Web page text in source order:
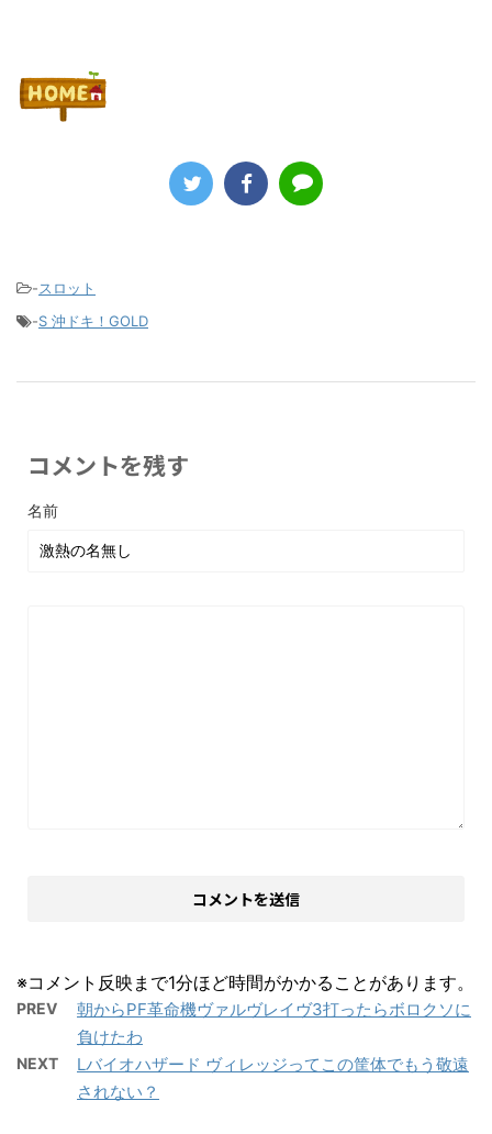
-スロット
-S 沖ドキ！GOLD
コメントを残す
名前
※コメント反映まで1分ほど時間がかかることがあります。
PREV
朝からPF革命機ヴァルヴレイヴ3打ったらボロクソに
負けたわ
NEXT
Lバイオハザード ヴィレッジってこの筐体でもう敬遠
されない？